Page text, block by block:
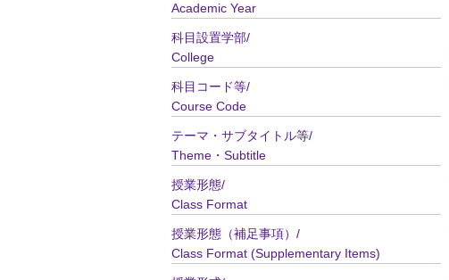
Academic Year
科目設置学部/
College
科目コード等/
Course Code
テーマ・サブタイトル等/
Theme・Subtitle
授業形態/
Class Format
授業形態（補足事項）/
Class Format (Supplementary Items)